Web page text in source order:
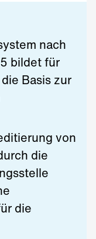
nach
bildet für
Basis zur
von
die
die